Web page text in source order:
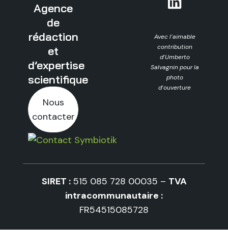
Agence
de
rédaction
et
d’expertise
scientifique
Nous
contacter
Avec l’aimable
contribution
d’Umberto
Salvagnin pour la
photo
d’ouverture
SIRET :515 085 728 00035 – TVA
intracommunautaire :
FR54515085728